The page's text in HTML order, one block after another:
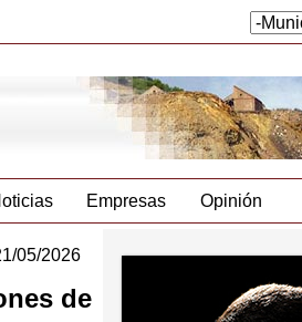
Empresas Opinión
05/2026
de